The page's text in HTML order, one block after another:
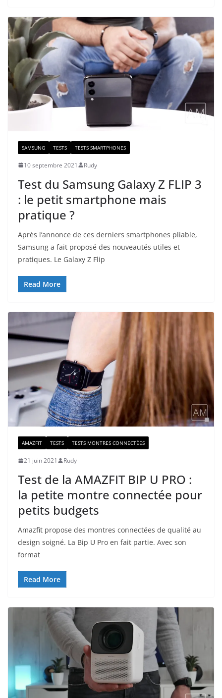
SAMSUNG TESTS TESTS SMARTPHONES
10 septembre 2021 Rudy
Test du Samsung Galaxy Z FLIP 3
: le petit smartphone mais
pratique ?
Après l’annonce de ces derniers smartphones pliable,
Samsung a fait proposé des nouveautés utiles et
pratiques. Le Galaxy Z Flip
Read More
AMAZFIT TESTS TESTS MONTRES CONNECTÉES
21 juin 2021 Rudy
Test de la AMAZFIT BIP U PRO :
la petite montre connectée pour
petits budgets
Amazfit propose des montres connectées de qualité au
design soigné. La Bip U Pro en fait partie. Avec son
format
Read More